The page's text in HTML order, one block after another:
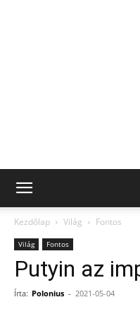
Kezdőlap Világ Fontos
Világ Fontos
Putyin az
Írta: Polonius - 2021-05-04